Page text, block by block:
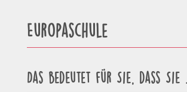
Europaschule
Das bedeutet für Sie, dass Sie …